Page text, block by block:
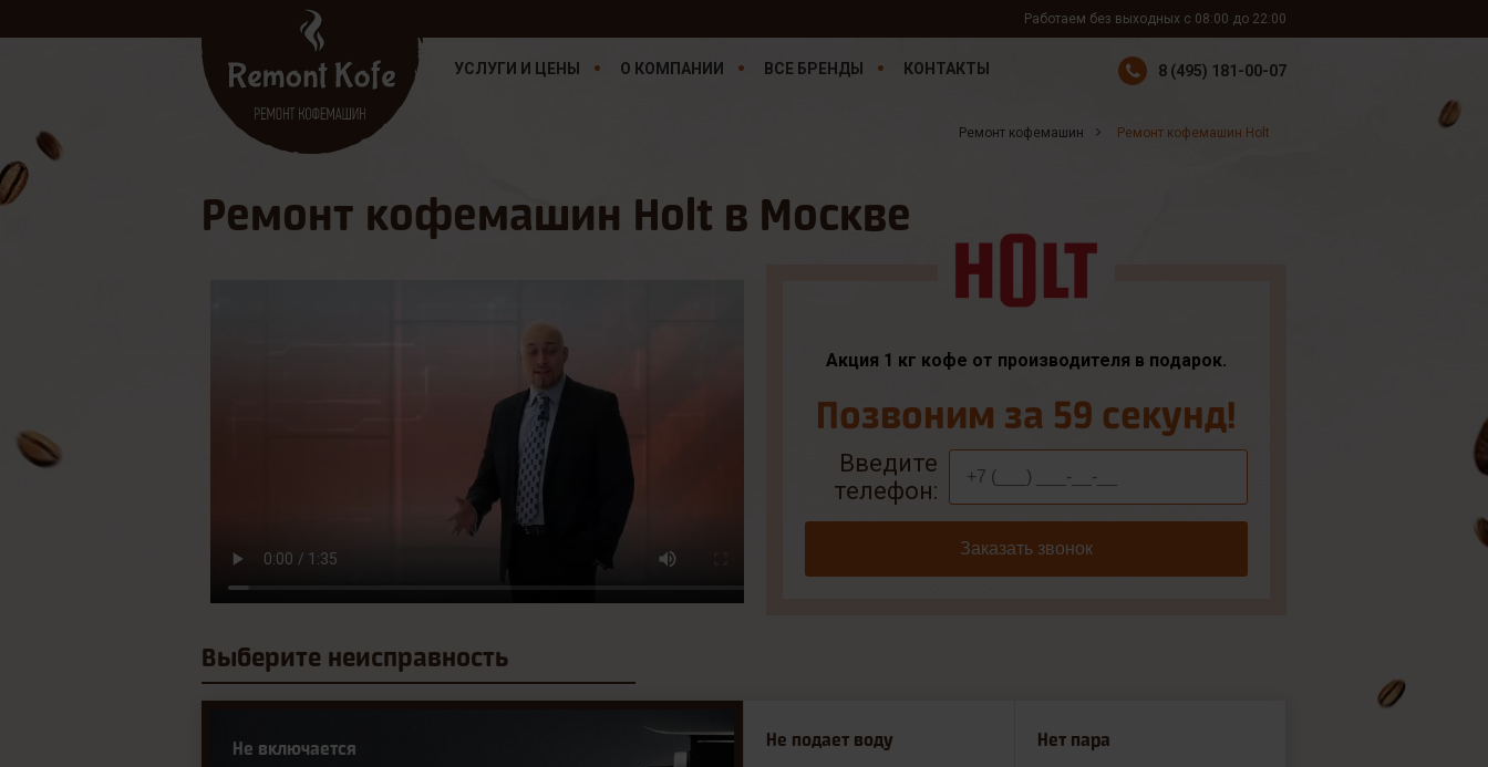
Работаем без выходных с 08:00 до 22:00
УСЛУГИ И ЦЕНЫ О КОМПАНИИ ВСЕ БРЕНДЫ КОНТАКТЫ 8 (495) 181-00-07
Ремонт кофемашин Ремонт кофемашин Holt
Ремонт кофемашин Holt в Москве
Акция 1 кг кофе от производителя в подарок.
Позвоним за 59 секунд!
Введите
телефон:
Заказать звонок
Выберите неисправность
Не включается Не подает воду Нет пара